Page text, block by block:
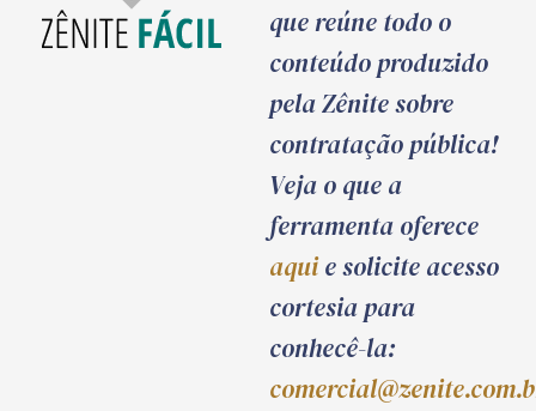
que reúne todo o
conteúdo produzido
pela Zênite sobre
contratação pública!
Veja o que a
ferramenta oferece
aquie solicite acesso
cortesia para
conhecê-la: